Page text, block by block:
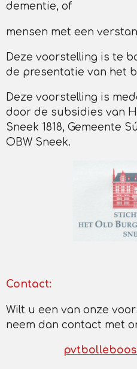
dementie, of
mensen met een
Deze voorstelling is te
de presentatie van het
Deze voorstelling is
door de subsidies van
Sneek 1818, Gemeente
OBW Sneek.
Contact:
Wilt u een van onze
neem dan contact met